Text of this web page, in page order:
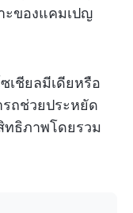
ะของแคมเปญ
เชียลมีเดียหรือ
รถช่วยประหยัด
ทธิภาพโดยรวม